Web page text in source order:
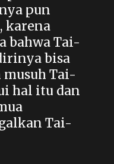
pun
karena
bahwa Tai-
bisa
musuh Tai-
hal itu dan
Tai-